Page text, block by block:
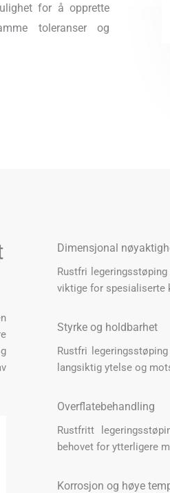
for å opprette
toleranser og
Dimensjonal
Rustfri
viktige for spesialiserte
Styrke og holdbarhet
Rustfri
langsiktig ytelse og
Overflatebehandling
Rustfritt
behovet for ytterligere
Korrosjon og høye